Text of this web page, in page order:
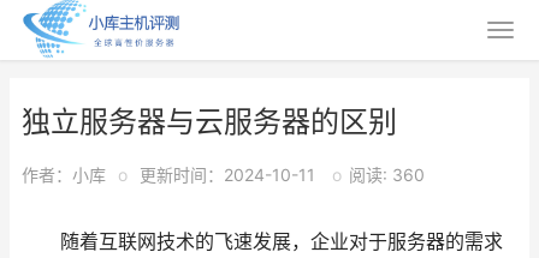
独立服务器与云服务器的区别
作者：小库 o 更新时间：2024-10-11 o 阅读: 360
随着互联网技术的飞速发展，企业对于服务器的需求